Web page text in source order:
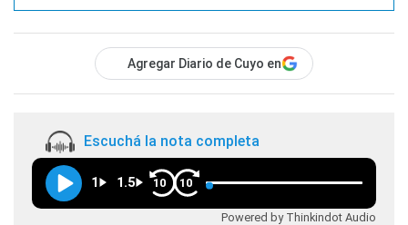
Agregar Diario de Cuyo en
Escuchá la nota completa
1 1.5 10 10
Powered by Thinkindot Audio